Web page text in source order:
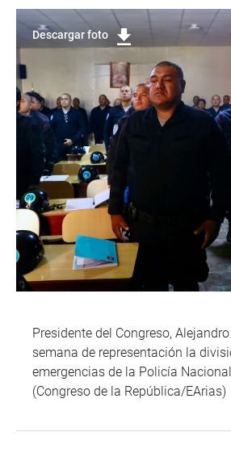
Descargar foto
Presidente del Congreso,
semana de representación la
emergencias de la Policía
(Congreso de la República/EArias)